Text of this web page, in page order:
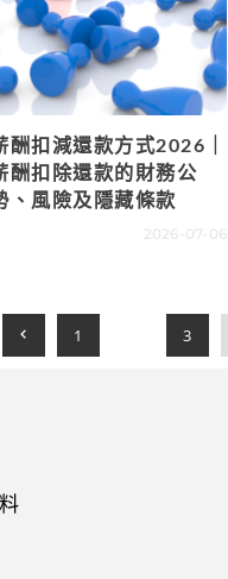
酬扣減還款方式2026｜
酬扣除還款的財務公
、風險及隱藏條款
2026-07-06
1 3